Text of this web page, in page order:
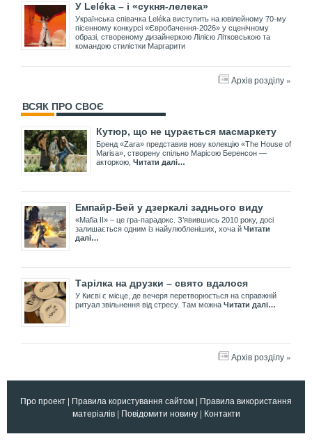
У Leléka – і «сукня-лелека»
Українська співачка Leléka виступить на ювілейному 70-му
пісенному конкурсі «Євробачення-2026» у сценічному
образі, створеному дизайнеркою Лілією Літковською та
командою стилістки Маргарити
Архів розділу »
ВСЯК ПРО СВОЄ
Кутюр, що не цурається масмаркету
Бренд «Zara» представив нову колекцію «The House of
Marisa», створену спільно Марісою Беренсон —
акторкою, Читати далі…
Емпайр-Бей у дзеркалі заднього виду
«Mafia II» – це гра-парадокс. З’явившись 2010 року, досі
залишається одним із найулюбленіших, хоча й Читати
далі…
Тарілка на друзки – свято вдалося
У Києві є місце, де вечеря перетворюється на справжній
ритуал звільнення від стресу. Там можна Читати далі…
Архів розділу »
Про проект | Правила користування сайтом | Правила використання
матеріалів| Повідомити новину| Контакти